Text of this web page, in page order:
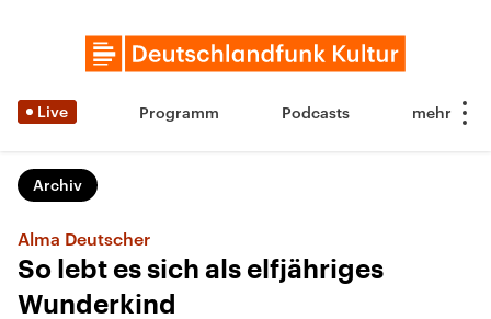
Live Programm Podcasts
Archiv
Alma Deutscher
So lebt es sich als elfjähriges
Wunderkind